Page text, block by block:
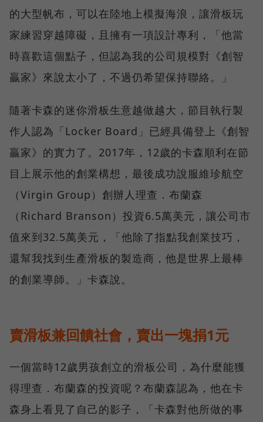
的大型帆布，可以在陸地上模擬海浪，讓滑板玩
家練習穿越障礙，且擁有一項設計專利，「他當
時喜歡這個點子，但認為我的公司規模對《創智
贏家》來說太小了，不過仍希望保持聯絡。」
隨著卡森的迷你滑板生意越做越大，節目執行製
作人認為「Locker Board」已經具備登上《創智
贏家》的實力了。2017年，12歲的卡森順利在節
目上展示他的創業構想，最後成功說服維珍航空
（Virgin Group）創辦人理查．布蘭森
（Richard Branson）投資6.5萬美元，讓公司市
值來到32.5萬美元，「他除了指點我創業技巧，
還幫我找到生產滑板的製造商，他是世界上最棒
的創業導師。」卡森說。
賣滑板兼回饋社會，賣出一塊捐1元
一個當時12歲男孩創立的滑板公司，為什麼能獲
得理查．布蘭森的投資呢？布蘭森認為，他在卡
森身上看見了自己的影子，「卡森對他所做的事